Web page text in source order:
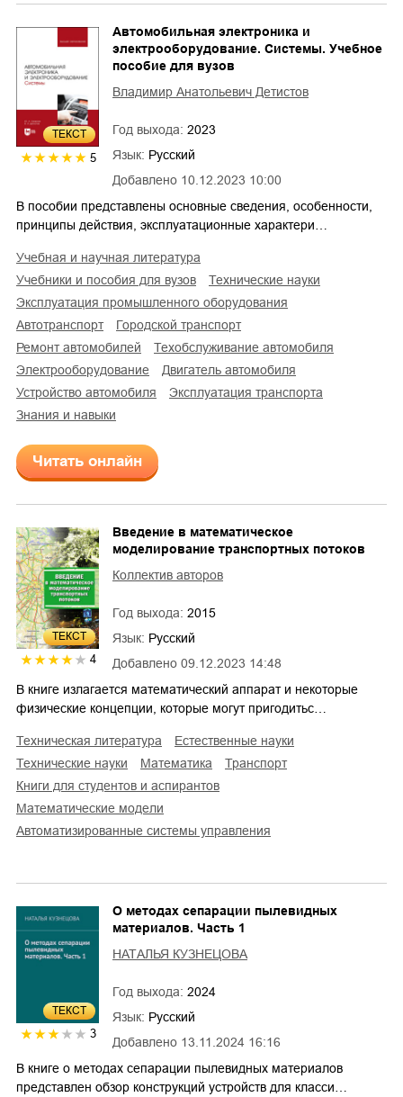
ТЕКСТ
5
Добавлено 10.12.2023 10:00
Автомобильная электроника и
электрооборудование. Системы. Учебное
пособие для вузов
Владимир Анатольевич Детистов
Год выхода: 2023
Язык: Русский
В пособии представлены основные сведения, особенности,
принципы действия, эксплуатационные характери…
учебная и научная литература
учебники и пособия для вузов
технические науки
эксплуатация промышленного оборудования
автотранспорт
городской транспорт
ремонт автомобилей
техобслуживание автомобиля
электрооборудование
двигатель автомобиля
устройство автомобиля
эксплуатация транспорта
знания и навыки
Читать онлайн
ТЕКСТ
4 Добавлено 09.12.2023 14:48
Введение в математическое
моделирование транспортных потоков
Коллектив авторов
Год выхода: 2015
Язык: Русский
В книге излагается математический аппарат и некоторые
физические концепции, которые могут пригодитьс…
техническая литература
естественные науки
технические науки
математика
транспорт
книги для студентов и аспирантов
математические модели
автоматизированные системы управления
ТЕКСТ
3
Добавлено 13.11.2024 16:16
О методах сепарации пылевидных
материалов. Часть 1
НАТАЛЬЯ КУЗНЕЦОВА
Год выхода: 2024
Язык: Русский
В книге о методах сепарации пылевидных материалов
представлен обзор конструкций устройств для класси…